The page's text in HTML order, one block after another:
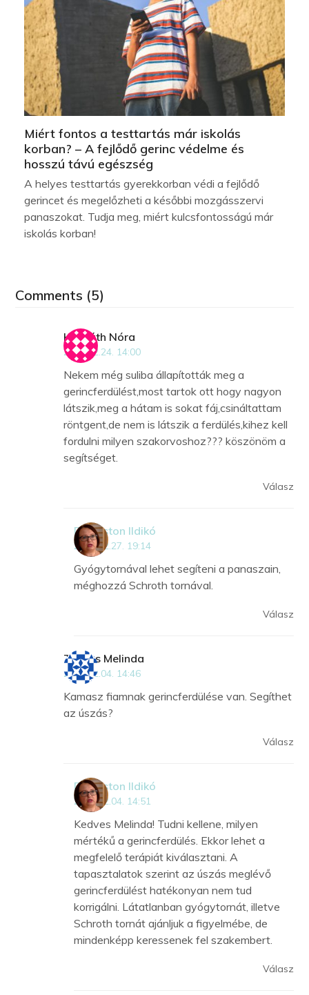
Miért fontos a testtartás már iskolás
korban? – A fejlődő gerinc védelme és
hosszú távú egészség
A helyes testtartás gyerekkorban védi a fejlődő
gerincet és megelőzheti a későbbi mozgásszervi
panaszokat. Tudja meg, miért kulcsfontosságú már
iskolás korban!
Comments (5)
Horváth Nóra
2019.12.24. 14:00
Nekem még suliba állapították meg a
gerincferdülést,most tartok ott hogy nagyon
látszik,meg a hátam is sokat fáj,csináltattam
röntgent,de nem is látszik a ferdülés,kihez kell
fordulni milyen szakorvoshoz??? köszönöm a
segítséget.
Válasz
Dr Kriston Ildikó
2019.12.27. 19:14
Gyógytornával lehet segíteni a panaszain,
méghozzá Schroth tornával.
Válasz
Takács Melinda
2018.12.04. 14:46
Kamasz fiamnak gerincferdülése van. Segíthet
az úszás?
Válasz
Dr Kriston Ildikó
2018.12.04. 14:51
Kedves Melinda! Tudni kellene, milyen
mértékű a gerincferdülés. Ekkor lehet a
megfelelő terápiát kiválasztani. A
tapasztalatok szerint az úszás meglévő
gerincferdülést hatékonyan nem tud
korrigálni. Látatlanban gyógytornát, illetve
Schroth tornát ajánljuk a figyelmébe, de
mindenképp keressenek fel szakembert.
Válasz